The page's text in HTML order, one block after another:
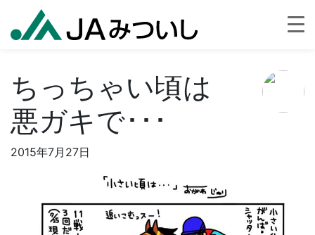
ちっちゃい頃は
悪ガキで･･･
2015年7月27日